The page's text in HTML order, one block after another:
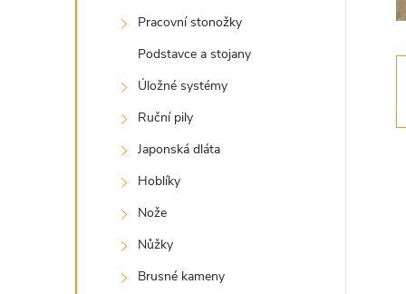
Pracovní stonožky
Podstavce a stojany
Úložné systémy
Ruční pily
Japonská dláta
Hoblíky
Nože
Nůžky
Brusné kameny